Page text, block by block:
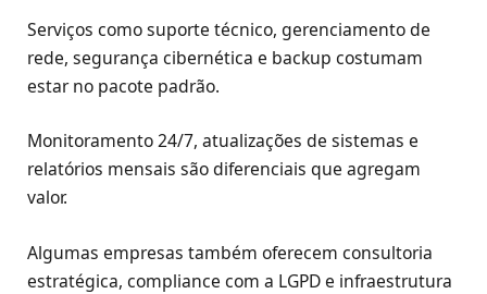
Serviços como suporte técnico, gerenciamento de
rede, segurança cibernética e backup costumam
estar no pacote padrão.
Monitoramento 24/7, atualizações de sistemas e
relatórios mensais são diferenciais que agregam
valor.
Algumas empresas também oferecem consultoria
estratégica, compliance com a LGPD e infraestrutura